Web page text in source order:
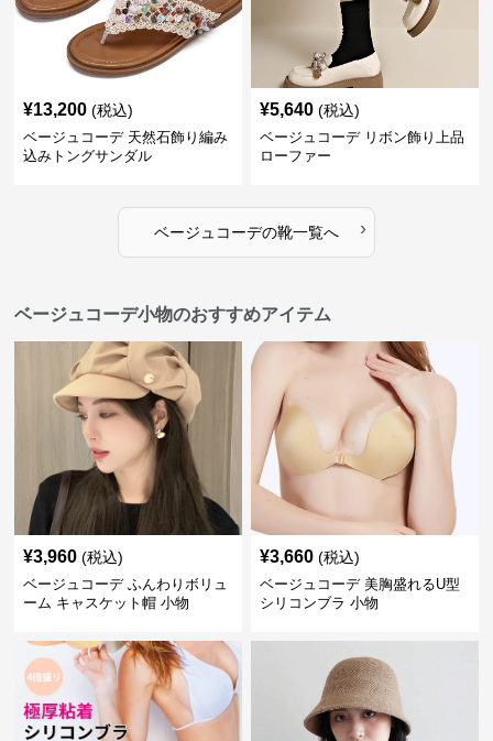
¥13,200 (税込)
ベージュコーデ 天然石飾り編み
込みトングサンダル
¥5,640 (税込)
ベージュコーデ リボン飾り上品
ローファー
ベージュコーデの靴一覧へ ›
ベージュコーデ小物のおすすめアイテム
¥3,960 (税込)
ベージュコーデ ふんわりボリュ
ーム キャスケット帽 小物
¥3,660 (税込)
ベージュコーデ 美胸盛れるU型
シリコンブラ 小物